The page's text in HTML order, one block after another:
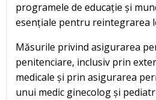
programele de educație și
esențiale pentru reintegrarea
Măsurile privind asigurarea
penitenciare, inclusiv prin
medicale și prin asigurarea
unui medic ginecolog și